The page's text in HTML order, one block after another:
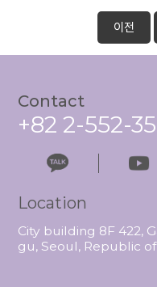
이전
Contact
+82 2-552-
Location
City building 8F 422,
gu, Seoul, Republic